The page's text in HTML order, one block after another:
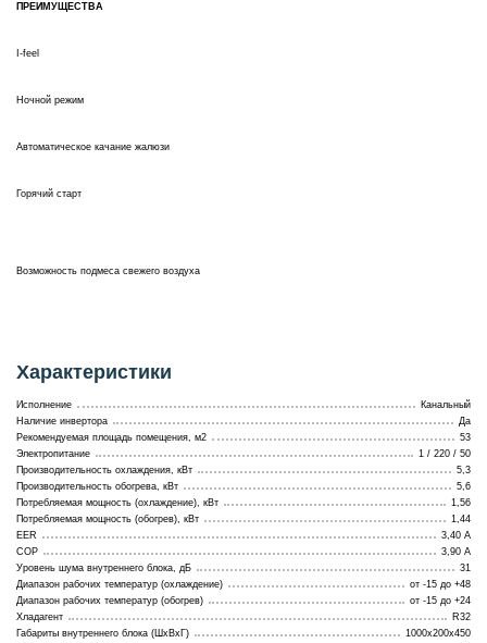
ПРЕИМУЩЕСТВА
I-feel
Ночной режим
Автоматическое качание жалюзи
Горячий старт
Возможность подмеса свежего воздуха
Характеристики
Исполнение
Канальный
Наличие инвертора
Да
Рекомендуемая площадь помещения, м2
53
Электропитание
1 / 220 / 50
Производительность охлаждения, кВт
5,3
Производительность обогрева, кВт
5,6
Потребляемая мощность (охлаждение), кВт
1,56
Потребляемая мощность (обогрев), кВт
1,44
EER
3,40 A
COP
3,90 A
Уровень шума внутреннего блока, дБ
31
Диапазон рабочих температур (охлаждение)
от -15 до +48
Диапазон рабочих температур (обогрев)
от -15 до +24
Хладагент
R32
Габариты внутреннего блока (ШхВхГ)
1000х200х450